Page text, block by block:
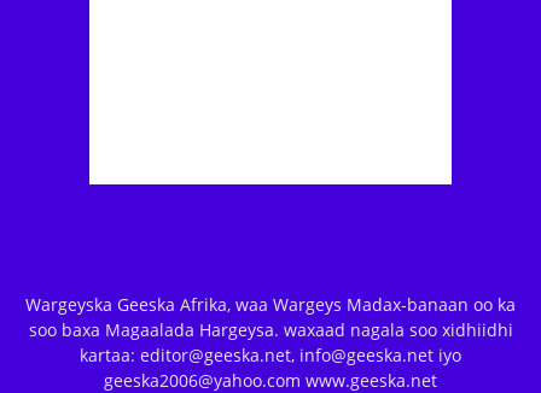
Wargeyska Geeska Afrika, waa Wargeys Madax-banaan oo ka
soo baxa Magaalada Hargeysa. waxaad nagala soo xidhiidhi
kartaa: editor@geeska.net, info@geeska.net iyo
geeska2006@yahoo.com www.geeska.net